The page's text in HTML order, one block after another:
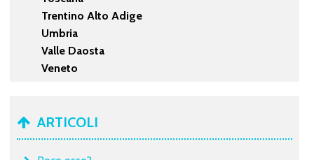
Trentino Alto Adige
Umbria
Valle Daosta
Veneto
ARTICOLI